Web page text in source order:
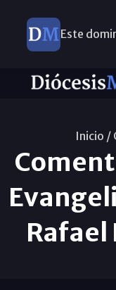
Este
Inicio /
Rafael